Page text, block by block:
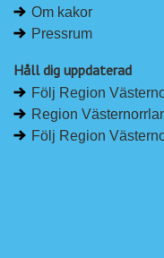
Om kakor
Pressrum
Håll dig uppdaterad
Följ Region
Region
Följ Region